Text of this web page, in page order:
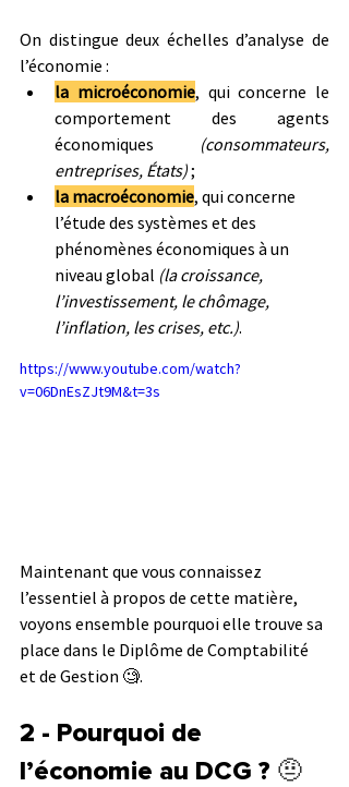
On distingue deux échelles d’analyse de
l’économie :
la microéconomie, qui concerne le
comportement des agents
économiques (consommateurs,
entreprises, États) ;
la macroéconomie, qui concerne
l’étude des systèmes et des
phénomènes économiques à un
niveau global (la croissance,
l’investissement, le chômage,
l’inflation, les crises, etc.).
https://www.youtube.com/watch?
v=06DnEsZJt9M&t=3s
Maintenant que vous connaissez
l’essentiel à propos de cette matière,
voyons ensemble pourquoi elle trouve sa
place dans le Diplôme de Comptabilité
et de Gestion 🧐.
2 - Pourquoi de
l’économie au DCG ? 🤨